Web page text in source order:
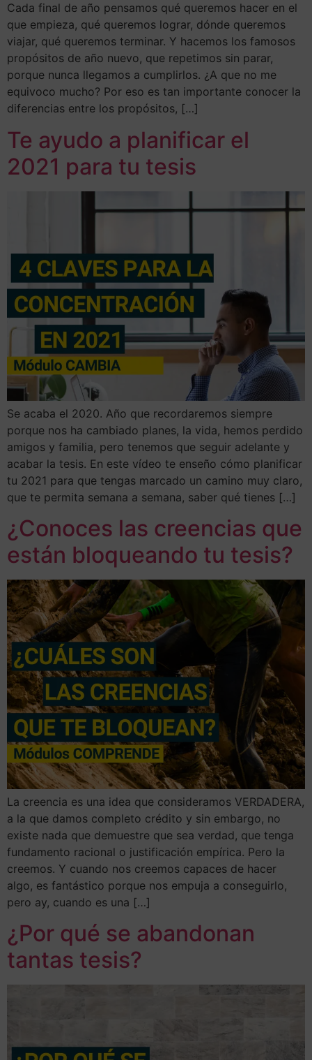
Cada final de año pensamos qué queremos hacer en el
que empieza, qué queremos lograr, dónde queremos
viajar, qué queremos terminar. Y hacemos los famosos
propósitos de año nuevo, que repetimos sin parar,
porque nunca llegamos a cumplirlos. ¿A que no me
equivoco mucho? Por eso es tan importante conocer la
diferencias entre los propósitos, […]
Te ayudo a planificar el
2021 para tu tesis
Se acaba el 2020. Año que recordaremos siempre
porque nos ha cambiado planes, la vida, hemos perdido
amigos y familia, pero tenemos que seguir adelante y
acabar la tesis. En este vídeo te enseño cómo planificar
tu 2021 para que tengas marcado un camino muy claro,
que te permita semana a semana, saber qué tienes […]
¿Conoces las creencias que
están bloqueando tu tesis?
La creencia es una idea que consideramos VERDADERA,
a la que damos completo crédito y sin embargo, no
existe nada que demuestre que sea verdad, que tenga
fundamento racional o justificación empírica. Pero la
creemos. Y cuando nos creemos capaces de hacer
algo, es fantástico porque nos empuja a conseguirlo,
pero ay, cuando es una […]
¿Por qué se abandonan
tantas tesis?